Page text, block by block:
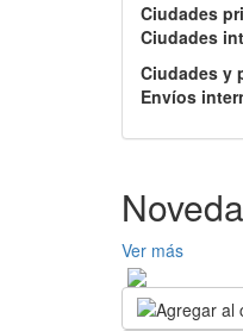
Ciudades
Ciudades
Ciudades y
Envíos
Ver más